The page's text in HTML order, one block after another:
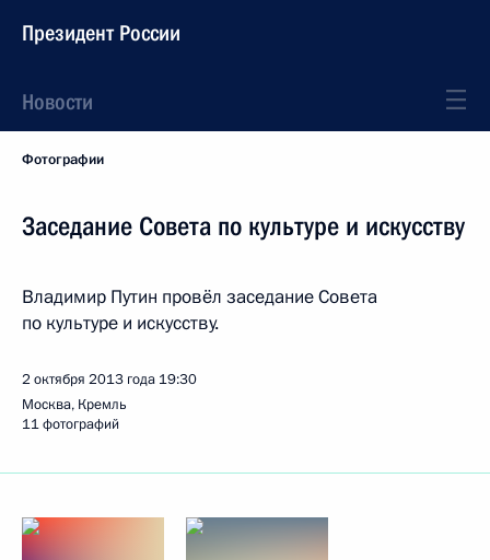
Президент России
Новости
Фотографии
Заседание Совета по культуре и искусству
Владимир Путин провёл заседание Совета
по культуре и искусству.
2 октября 2013 года 19:30
Москва, Кремль
11 фотографий